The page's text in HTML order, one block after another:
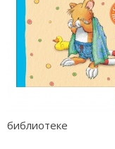
библиотеке